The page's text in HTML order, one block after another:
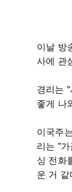
이날 방
사에 관
경리는
좋게 나
이국주
리는 "
싱 전화
운 거